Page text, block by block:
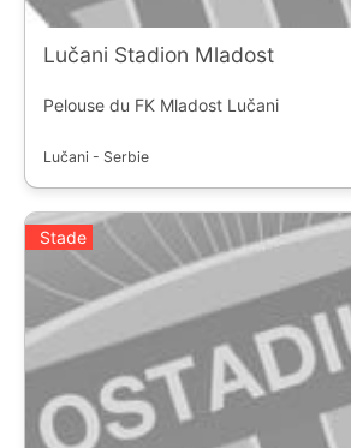
Lučani Stadion Mladost
Pelouse du FK Mladost Lučani
Lučani - Serbie
Stade